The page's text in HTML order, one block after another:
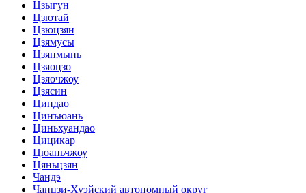
Цзыгун
Цзютай
Цзюцзян
Цзямусы
Цзянмынь
Цзяоцзо
Цзяочжоу
Цзясин
Циндао
Цинъюань
Циньхуандао
Цицикар
Цюаньчжоу
Цяньцзян
Чандэ
Чанцзи-Хуэйский автономный округ